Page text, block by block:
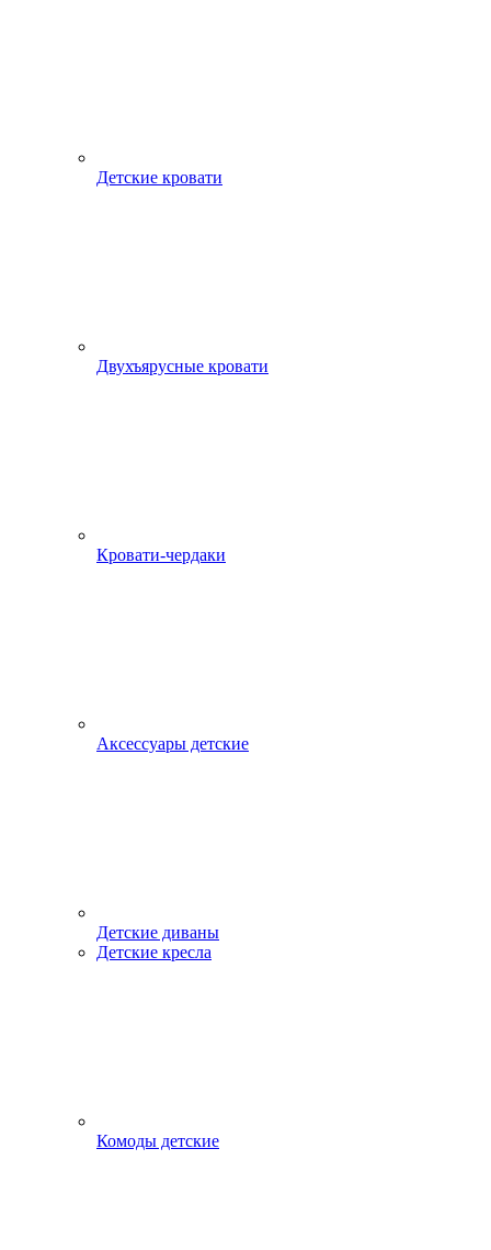
Детские кровати
Двухъярусные кровати
Кровати-чердаки
Аксессуары детские
Детские диваны
Детские кресла
Комоды детские